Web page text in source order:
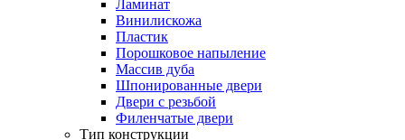
Ламинат
Винилискожа
Пластик
Порошковое напыление
Массив дуба
Шпонированные двери
Двери с резьбой
Филенчатые двери
Тип конструкции